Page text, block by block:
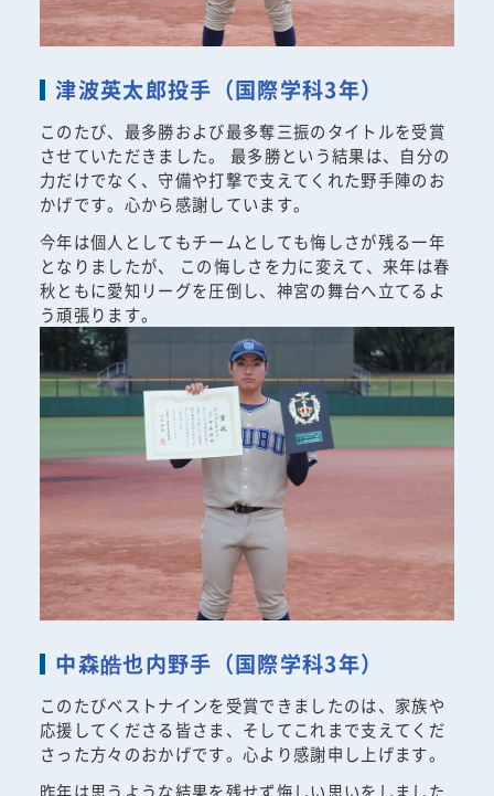
津波英太郎投手（国際学科3年）
このたび、最多勝および最多奪三振のタイトルを受賞
させていただきました。 最多勝という結果は、自分の
力だけでなく、守備や打撃で支えてくれた野手陣のお
かげです。心から感謝しています。
今年は個人としてもチームとしても悔しさが残る一年
となりましたが、 この悔しさを力に変えて、来年は春
秋ともに愛知リーグを圧倒し、神宮の舞台へ立てるよ
う頑張ります。
中森皓也内野手（国際学科3年）
このたびベストナインを受賞できましたのは、家族や
応援してくださる皆さま、そしてこれまで支えてくだ
さった方々のおかげです。心より感謝申し上げます。
昨年は思うような結果を残せず悔しい思いをしました